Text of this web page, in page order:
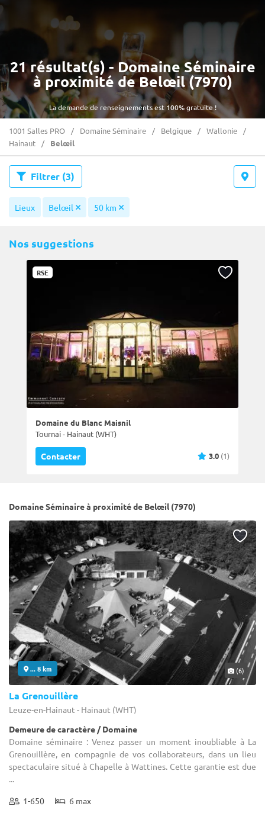
La demande de renseignements est 100% gratuite !
21 résultat(s) - Domaine Séminaire
à proximité de Belœil (7970)
1001 Salles PRO Domaine Séminaire Belgique
Wallonie
Hainaut
Belœil
Filtrer (3)
Lieux Belœil 50 km
Nos suggestions
RSE
Domaine du Blanc Maisnil
Tournai - Hainaut (WHT)
Contacter 3.0 (1)
Domaine Séminaire à proximité de Belœil (7970)
... 8 km (6)
La Grenouillère
Leuze-en-Hainaut - Hainaut (WHT)
Demeure de caractère / Domaine
Domaine séminaire : Venez passer un moment inoubliable à La
Grenouillère, en compagnie de vos collaborateurs, dans un lieu
spectaculaire situé à Chapelle à Wattines. Cette garantie est due
...
1-650 6 max